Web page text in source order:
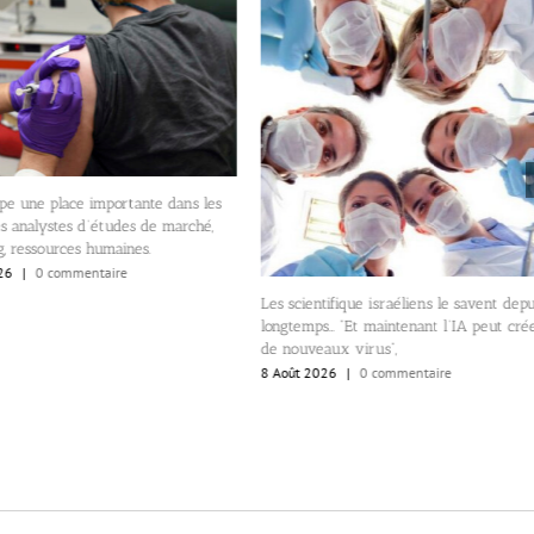
une place importante dans les
analystes d’études de marché,
ressources humaines.
| 0 commentaire
Les scientifique israéliens le savent
longtemps… “Et maintenant l’IA peut
de nouveaux virus”,
8 Août 2026 | 0 commentaire